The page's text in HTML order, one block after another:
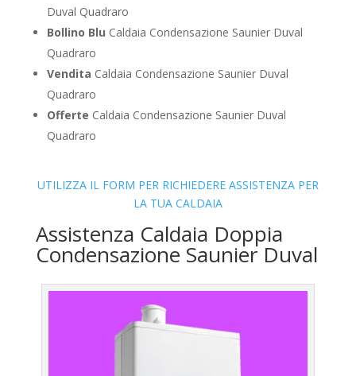
Duval Quadraro
Bollino Blu Caldaia Condensazione Saunier Duval
Quadraro
Vendita Caldaia Condensazione Saunier Duval
Quadraro
Offerte Caldaia Condensazione Saunier Duval
Quadraro
UTILIZZA IL FORM PER RICHIEDERE ASSISTENZA PER
LA TUA CALDAIA
Assistenza Caldaia Doppia
Condensazione Saunier Duval